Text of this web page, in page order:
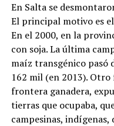
En Salta se
El principal motivo es
En el 2000, en la
con soja. La última
maíz transgénico pasó
162 mil (en 2013).
frontera ganadera,
tierras que ocupaba,
campesinas,